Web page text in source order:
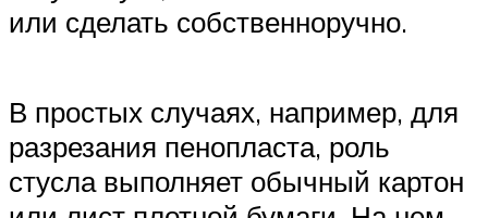
или сделать собственноручно.
В простых случаях, например, для
разрезания пенопласта, роль
стусла выполняет обычный картон